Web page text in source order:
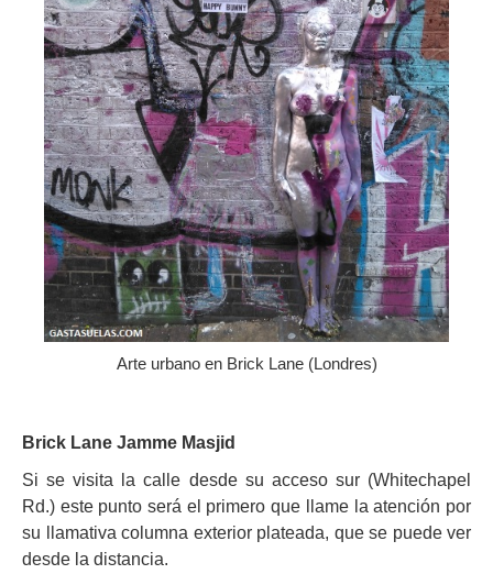
Arte urbano en Brick Lane (Londres)
Brick Lane Jamme Masjid
Si se visita la calle desde su acceso sur (Whitechapel
Rd.) este punto será el primero que llame la atención por
su llamativa columna exterior plateada, que se puede ver
desde la distancia.